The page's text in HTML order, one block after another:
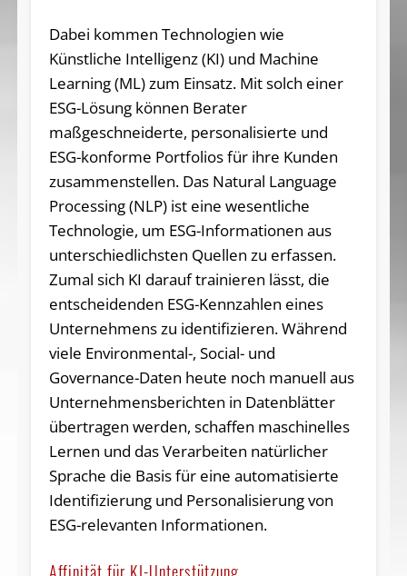
Dabei kommen Technologien wie
Künstliche Intelligenz (KI) und Machine
Learning (ML) zum Einsatz. Mit solch einer
ESG-Lösung können Berater
maßgeschneiderte, personalisierte und
ESG-konforme Portfolios für ihre Kunden
zusammenstellen. Das Natural Language
Processing (NLP) ist eine wesentliche
Technologie, um ESG-Informationen aus
unterschiedlichsten Quellen zu erfassen.
Zumal sich KI darauf trainieren lässt, die
entscheidenden ESG-Kennzahlen eines
Unternehmens zu identifizieren. Während
viele Environmental-, Social- und
Governance-Daten heute noch manuell aus
Unternehmensberichten in Datenblätter
übertragen werden, schaffen maschinelles
Lernen und das Verarbeiten natürlicher
Sprache die Basis für eine automatisierte
Identifizierung und Personalisierung von
ESG-relevanten Informationen.